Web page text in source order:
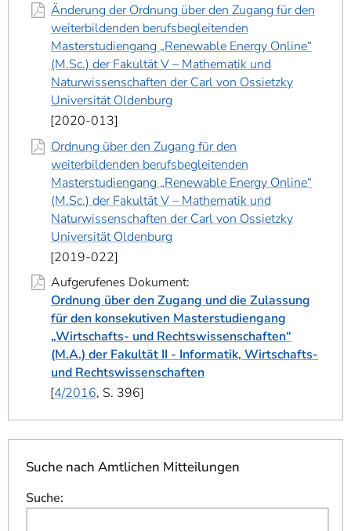
Änderung der Ordnung über den Zugang für den
weiterbildenden berufsbegleitenden
Masterstudiengang „Renewable Energy Online“
(M.Sc.) der Fakultät V – Mathematik und
Naturwissenschaften der Carl von Ossietzky
Universität Oldenburg
2020-013
Ordnung über den Zugang für den
weiterbildenden berufsbegleitenden
Masterstudiengang „Renewable Energy Online“
(M.Sc.) der Fakultät V – Mathematik und
Naturwissenschaften der Carl von Ossietzky
Universität Oldenburg
2019-022
Aufgerufenes Dokument:
Ordnung über den Zugang und die Zulassung
für den konsekutiven Masterstudiengang
„Wirtschafts- und Rechtswissenschaften“
(M.A.) der Fakultät II - Informatik, Wirtschafts-
und Rechtswissenschaften
4/2016, S. 396
Suche nach Amtlichen Mitteilungen
Suche: